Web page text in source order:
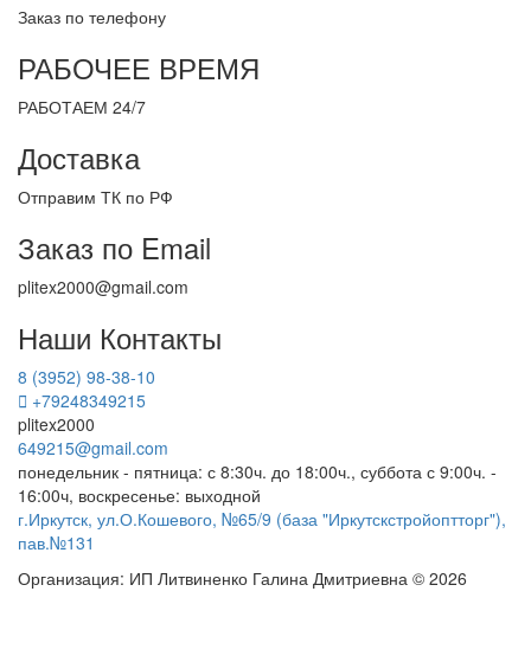
Заказ по телефону
РАБОЧЕЕ ВРЕМЯ
РАБОТАЕМ 24/7
Доставка
Отправим ТК по РФ
Заказ по Email
plitex2000@gmail.com
Наши Контакты
8 (3952) 98-38-10
+79248349215
plitex2000
649215@gmail.com
понедельник - пятница: с 8:30ч. до 18:00ч., суббота с 9:00ч. -
16:00ч, воскресенье: выходной
г.Иркутск, ул.О.Кошевого, №65/9 (база "Иркутскстройоптторг"),
пав.№131
Организация: ИП Литвиненко Галина Дмитриевна © 2026